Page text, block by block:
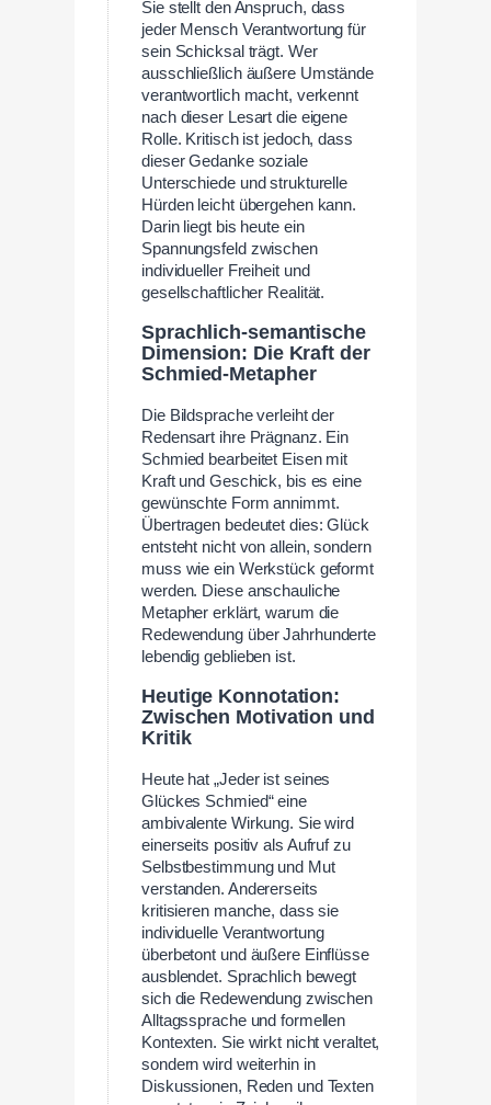
Sie stellt den Anspruch, dass
jeder Mensch Verantwortung für
sein Schicksal trägt. Wer
ausschließlich äußere Umstände
verantwortlich macht, verkennt
nach dieser Lesart die eigene
Rolle. Kritisch ist jedoch, dass
dieser Gedanke soziale
Unterschiede und strukturelle
Hürden leicht übergehen kann.
Darin liegt bis heute ein
Spannungsfeld zwischen
individueller Freiheit und
gesellschaftlicher Realität.
Sprachlich-semantische
Dimension: Die Kraft der
Schmied-Metapher
Die Bildsprache verleiht der
Redensart ihre Prägnanz. Ein
Schmied bearbeitet Eisen mit
Kraft und Geschick, bis es eine
gewünschte Form annimmt.
Übertragen bedeutet dies: Glück
entsteht nicht von allein, sondern
muss wie ein Werkstück geformt
werden. Diese anschauliche
Metapher erklärt, warum die
Redewendung über Jahrhunderte
lebendig geblieben ist.
Heutige Konnotation:
Zwischen Motivation und
Kritik
Heute hat „Jeder ist seines
Glückes Schmied“ eine
ambivalente Wirkung. Sie wird
einerseits positiv als Aufruf zu
Selbstbestimmung und Mut
verstanden. Andererseits
kritisieren manche, dass sie
individuelle Verantwortung
überbetont und äußere Einflüsse
ausblendet. Sprachlich bewegt
sich die Redewendung zwischen
Alltagssprache und formellen
Kontexten. Sie wirkt nicht veraltet,
sondern wird weiterhin in
Diskussionen, Reden und Texten